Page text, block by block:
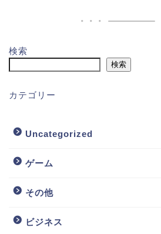
検索
検索
カテゴリー
Uncategorized
ゲーム
その他
ビジネス